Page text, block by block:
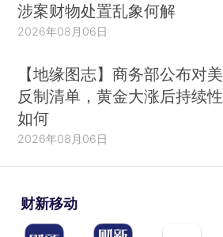
涉案财物处置乱象何解
2026年08月06日
【地缘图志】商务部公布对美
反制清单，黄金大涨后持续性
如何
2026年08月06日
财新移动